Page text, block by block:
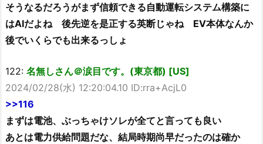
そうなるだろうがまず信頼できる自動運転システム構築に
はAIだよね 後先逆を是正する英断じゃね EV本体なんか
後でいくらでも出来るっしょ
122: 名無しさん＠涙目です。(東京都) [US]
2024/02/28(水) 12:20:04.10 ID:rra+AcjL0
>>116
まずは電池、ぶっちゃけソレが全てと言っても良い
あとは電力供給問題だな、結局時期尚早だったのは確か